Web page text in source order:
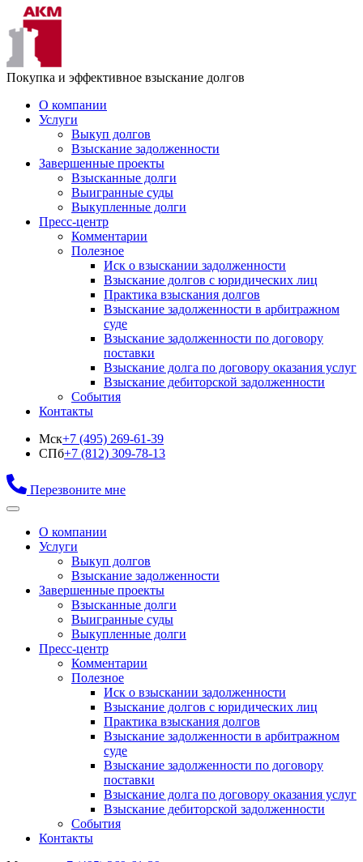
Покупка и эффективное взыскание долгов
О компании
Услуги
Выкуп долгов
Взыскание задолженности
Завершенные проекты
Взысканные долги
Выигранные суды
Выкупленные долги
Пресс-центр
Комментарии
Полезное
Иск о взыскании задолженности
Взыскание долгов с юридических лиц
Практика взыскания долгов
Взыскание задолженности в арбитражном
суде
Взыскание задолженности по договору
поставки
Взыскание долга по договору оказания услуг
Взыскание дебиторской задолженности
События
Контакты
Мск+7 (495) 269-61-39
СПб+7 (812) 309-78-13
Перезвоните мне
О компании
Услуги
Выкуп долгов
Взыскание задолженности
Завершенные проекты
Взысканные долги
Выигранные суды
Выкупленные долги
Пресс-центр
Комментарии
Полезное
Иск о взыскании задолженности
Взыскание долгов с юридических лиц
Практика взыскания долгов
Взыскание задолженности в арбитражном
суде
Взыскание задолженности по договору
поставки
Взыскание долга по договору оказания услуг
Взыскание дебиторской задолженности
События
Контакты